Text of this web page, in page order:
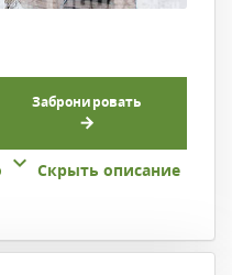
Забронировать
Скрыть описание